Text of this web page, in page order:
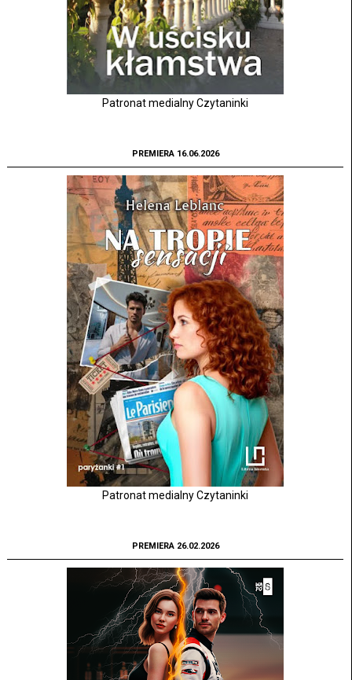
Patronat medialny Czytaninki
PREMIERA 16.06.2026
Patronat medialny Czytaninki
PREMIERA 26.02.2026